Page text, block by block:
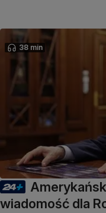
38 min
wiadomość dla